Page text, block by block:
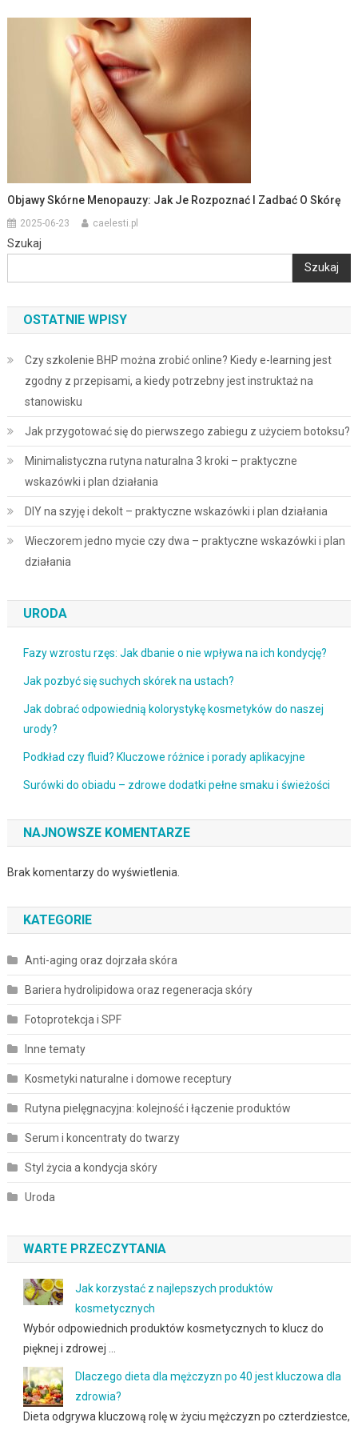
Objawy Skórne Menopauzy: Jak Je Rozpoznać I Zadbać O Skórę
2025-06-23 caelesti.pl
Szukaj
Szukaj
OSTATNIE WPISY
Czy szkolenie BHP można zrobić online? Kiedy e-learning jest
zgodny z przepisami, a kiedy potrzebny jest instruktaż na
stanowisku
Jak przygotować się do pierwszego zabiegu z użyciem botoksu?
Minimalistyczna rutyna naturalna 3 kroki – praktyczne
wskazówki i plan działania
DIY na szyję i dekolt – praktyczne wskazówki i plan działania
Wieczorem jedno mycie czy dwa – praktyczne wskazówki i plan
działania
URODA
Fazy wzrostu rzęs: Jak dbanie o nie wpływa na ich kondycję?
Jak pozbyć się suchych skórek na ustach?
Jak dobrać odpowiednią kolorystykę kosmetyków do naszej
urody?
Podkład czy fluid? Kluczowe różnice i porady aplikacyjne
Surówki do obiadu – zdrowe dodatki pełne smaku i świeżości
NAJNOWSZE KOMENTARZE
Brak komentarzy do wyświetlenia.
KATEGORIE
Anti-aging oraz dojrzała skóra
Bariera hydrolipidowa oraz regeneracja skóry
Fotoprotekcja i SPF
Inne tematy
Kosmetyki naturalne i domowe receptury
Rutyna pielęgnacyjna: kolejność i łączenie produktów
Serum i koncentraty do twarzy
Styl życia a kondycja skóry
Uroda
WARTE PRZECZYTANIA
Jak korzystać z najlepszych produktów
kosmetycznych
Wybór odpowiednich produktów kosmetycznych to klucz do
pięknej i zdrowej …
Dlaczego dieta dla mężczyzn po 40 jest kluczowa dla
zdrowia?
Dieta odgrywa kluczową rolę w życiu mężczyzn po czterdziestce,